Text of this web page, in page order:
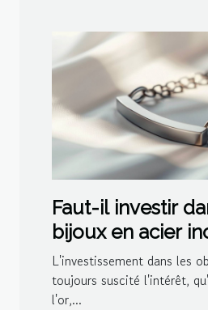
Faut-il investir
bijoux en acier
Avantages
L'investissement dans les
toujours suscité l'intérêt,
l'or,...